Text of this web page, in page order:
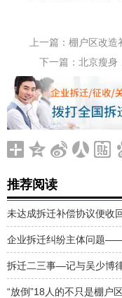
上一篇： 棚户区改造
下一篇： 北京瘦身
推荐阅读
未达成拆迁补偿协议便收
企业拆迁纠纷主体问题
拆迁二三事—记与吴少博
“放倒”18人的不只是棚户